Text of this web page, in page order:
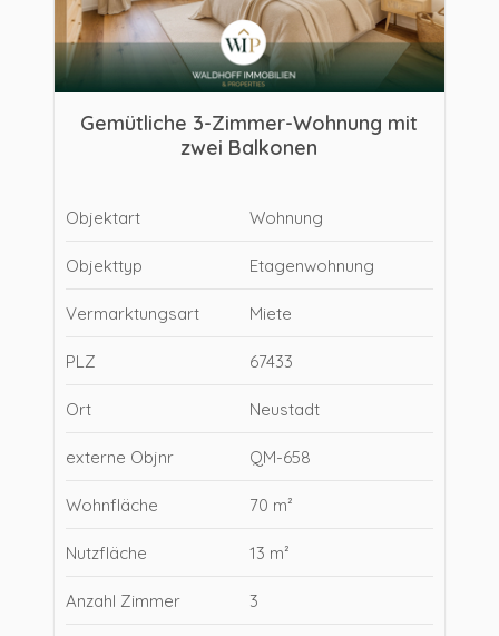
Gemütliche 3-Zimmer-Wohnung mit
zwei Balkonen
Objektart Wohnung
Objekttyp Etagenwohnung
Vermarktungsart Miete
PLZ 67433
Ort Neustadt
externe Objnr QM-658
Wohnfläche 70 m²
Nutzfläche 13 m²
Anzahl Zimmer 3